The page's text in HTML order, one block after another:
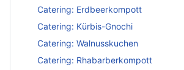
Catering: Erdbeerkompott
Catering: Kürbis-Gnochi
Catering: Walnusskuchen
Catering: Rhabarberkompott